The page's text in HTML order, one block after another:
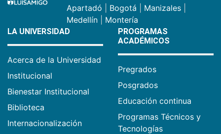
Apartadó Bogotá Manizales
Medellín
Montería
LA UNIVERSIDAD
Acerca de la Universidad
Institucional
Bienestar Institucional
Biblioteca
Internacionalización
PROGRAMAS
ACADÉMICOS
Pregrados
Posgrados
Educación continua
Programas Técnicos y
Tecnologías